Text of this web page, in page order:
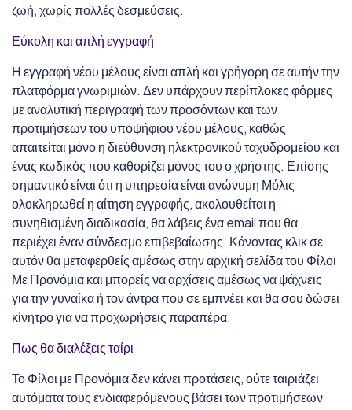
ζωή, χωρίς πολλές δεσμεύσεις.
Εύκολη και απλή εγγραφή
Η εγγραφή νέου μέλους είναι απλή και γρήγορη σε αυτήν την
πλατφόρμα γνωριμιών. Δεν υπάρχουν περίπλοκες φόρμες
με αναλυτική περιγραφή των προσόντων και των
προτιμήσεων του υποψήφιου νέου μέλους, καθώς
απαιτείται μόνο η διεύθυνση ηλεκτρονικού ταχυδρομείου και
ένας κωδικός που καθορίζει μόνος του ο χρήστης. Επίσης
σημαντικό είναι ότι η υπηρεσία είναι ανώνυμη Μόλις
ολοκληρωθεί η αίτηση εγγραφής, ακολουθείται η
συνηθισμένη διαδικασία, θα λάβεις ένα email που θα
περιέχει έναν σύνδεσμο επιβεβαίωσης. Κάνοντας κλικ σε
αυτόν θα μεταφερθείς αμέσως στην αρχική σελίδα του Φίλοι
Με Προνόμια και μπορείς να αρχίσεις αμέσως να ψάχνεις
για την γυναίκα ή τον άντρα που σε εμπνέει και θα σου δώσει
κίνητρο για να προχωρήσεις παραπέρα.
Πως θα διαλέξεις ταίρι
Το Φίλοι με Προνόμια δεν κάνει προτάσεις, ούτε ταιριάζει
αυτόματα τους ενδιαφερόμενους βάσει των προτιμήσεων